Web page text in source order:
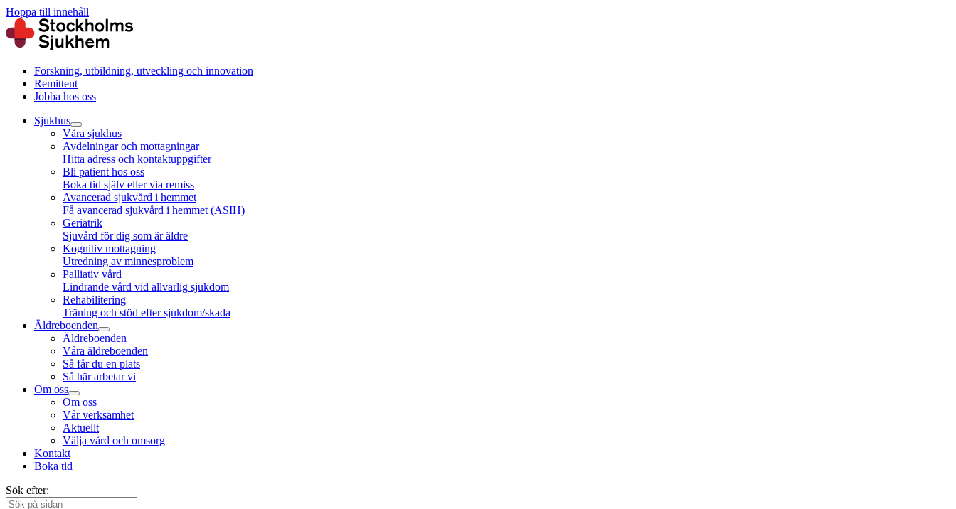
Hoppa till innehåll
Forskning, utbildning, utveckling och innovation
Remittent
Jobba hos oss
Sjukhus
Våra sjukhus
Avdelningar och mottagningar
Hitta adress och kontaktuppgifter
Bli patient hos oss
Boka tid själv eller via remiss
Avancerad sjukvård i hemmet
Få avancerad sjukvård i hemmet (ASIH)
Geriatrik
Sjuvård för dig som är äldre
Kognitiv mottagning
Utredning av minnesproblem
Palliativ vård
Lindrande vård vid allvarlig sjukdom
Rehabilitering
Träning och stöd efter sjukdom/skada
Äldreboenden
Äldreboenden
Våra äldreboenden
Så får du en plats
Så här arbetar vi
Om oss
Om oss
Vår verksamhet
Aktuellt
Välja vård och omsorg
Kontakt
Boka tid
Sök efter: